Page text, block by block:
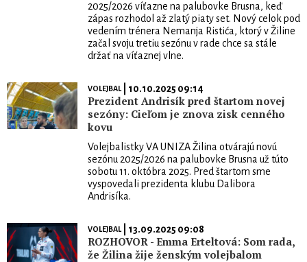
2025/2026 víťazne na palubovke Brusna, keď
zápas rozhodol až zlatý piaty set. Nový celok pod
vedením trénera Nemanja Ristića, ktorý v Žiline
začal svoju tretiu sezónu v rade chce sa stále
držať na víťaznej vlne.
VOLEJBAL| 10.10.2025 09:14
Prezident Andrisík pred štartom novej
sezóny: Cieľom je znova zisk cenného
kovu
Volejbalistky VA UNIZA Žilina otvárajú novú
sezónu 2025/2026 na palubovke Brusna už túto
sobotu 11. októbra 2025. Pred štartom sme
vyspovedali prezidenta klubu Dalibora
Andrisíka.
VOLEJBAL| 13.09.2025 09:08
ROZHOVOR - Emma Erteltová: Som rada,
že Žilina žije ženským volejbalom